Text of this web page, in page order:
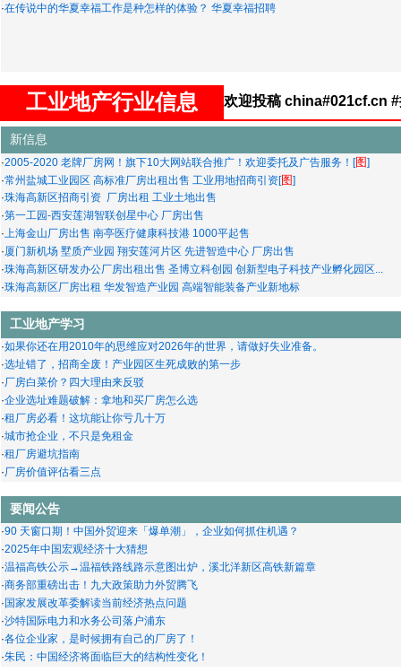
增值税税率有变化筹划要提前
·会计搞不清楚这9个问题，企业有税收优惠政策也享受不到
合伙企业的纳税分析、税收优惠政策分解暨常规的税筹应用场景（以个人股权转...
·个人转让房地产项目（含土地使用权、在建工程及房产）之税筹实操分析
如何正确适用小型微利企业所得税优惠政策？12个案例告诉您
·那些广泛使用却违法的“税务筹划”方式
·企业高管个人所得税攻略
·那些广泛使用却违法的“税务筹划”方式
·注册成公司比注册成个体户更好
· 个人所得税免减征项目汇总
· 土地转让免征契税的税务规划
·采购是利润的源泉，企业应这样选择供应商
·增值税两大调整后对公司影响以及纳税筹划
房地产股权交易能节税？
·“私人财富管理”税务筹划
＂视同销售＂处理得当，就能让企业实现少缴税
合理避税12种方法
＂折扣、送券、送礼＂活动促销，哪种方式对企业纳税更有利？
律师事务所的8个税务筹划方法
房地产篇：红线外配套设施成本与费用的分摊筹划技巧
企业有利润，个人股东＂如何分红＂税负蕞低？
资产损失应在其实际发生且会计上已作损失处理的年度申报扣除
建安企业怎么签合同才蕞省税？涉税风险才蕞小？
失当的税收策划会让企业陷入税收风险
·以名义价格转让亏损子公司税务筹划关注点
·企业缺资金，老板＂增资OR借支＂哪种更有利？
·一个值得借鉴的并购重组税务筹划案例
·从一台＂施工设备＂归属，看增值税纳税筹划思路
·企业筹建期间的＂开办费＂,也可以纳税筹划
·低税率地区设立中间控股公司应谨慎
·企业分立的税收策略分析
·年终奖简单有效的“合理安排”涉税事项的“办法”
·在传说中的华夏幸福工作是种怎样的体验？ 华夏幸福招聘
工业地产行业信息 欢迎投稿 china#021cf.cn
新信息
·2005-2020 老牌厂房网！旗下10大网站联合推广！欢迎委托及广告服务！[图]
·常州盐城工业园区 高标准厂房出租出售 工业用地招商引资[图]
·珠海高新区招商引资 厂房出租 工业土地出售
·第一工园-西安莲湖智联创星中心 厂房出售
·上海金山厂房出售 南亭医疗健康科技港 1000平起售
·厦门新机场 墅质产业园 翔安莲河片区 先进智造中心 厂房出售
·珠海高新区研发办公厂房出租出售 圣博立科创园 创新型电子科技产业孵化园区...
·珠海高新区厂房出租 华发智造产业园 高端智能装备产业新地标
珠海高新区厂房出租 珠海普田科技产业园
·珠海高新区厂房出租出售 广东医谷·珠海生命科学园
珠海高新区研发办公厂房出租 珠海新奥林产业园 科技企业加速器
珠海高新区科技创新海岸南围研发办公厂房出租 大湾区生物医药医疗器械产业...
珠海高新区研发办公厂房出租 格创·芯谷：打造湾区半导体产业新高地
珠海高新区唐家湾厂房出租 1楼可装行车 1700平米 20元含管理费 无地下室
柬埔寨厂房出租 ｜ 乌栋附近 10306㎡（2栋）/6380㎡
越南厂房出租 海防市DEEP C 2B 工业区高标厂房出租
柬埔寨厂房出租｜5000平｜4号路 2栋
泰国大为工业园区（1期） 工业厂房出租 泰国伟华东海岸1区 EEC园区
·柬埔寨厂房出租｜金边附近 3792平
马来西亚厂房出租巴生港5000㎡标准厂房 | 适合排气企业入驻
柬埔寨厂房出租 4号路 4000平
柬埔寨厂房出租｜3号路 17110平
柬埔寨厂房出租｜3号路 3045平
柬埔寨厂房出租｜3号路 13503平
格力·新技术厂房 珠海高新区标准厂房出租出售
上海金山碳谷绿湾厂房出租：东久上海湾区碳谷智造园全新交付 新材料化工合成...
上海浦东-金谷装备小镇厂房出租：以半导体‌核心零部件、关键材料、量...
工业地产学习
·如果你还在用2010年的思维应对2026年的世界，请做好失业准备。
·选址错了，招商全废！产业园区生死成败的第一步
·厂房白菜价？四大理由来反驳
·企业选址难题破解：拿地和买厂房怎么选
·租厂房必看！这坑能让你亏几十万
·城市抢企业，不只是免租金
·租厂房避坑指南
·厂房价值评估看三点
要闻公告
·90 天窗口期！中国外贸迎来「爆单潮」，企业如何抓住机遇？
·2025年中国宏观经济十大猜想
·温福高铁公示→温福铁路线路示意图出炉，溪北洋新区高铁新篇章
·商务部重磅出击！九大政策助力外贸腾飞
· 国家发展改革委解读当前经济热点问题
·沙特国际电力和水务公司落户浦东
·各位企业家，是时候拥有自己的厂房了！
·朱民：中国经济将面临巨大的结构性变化！